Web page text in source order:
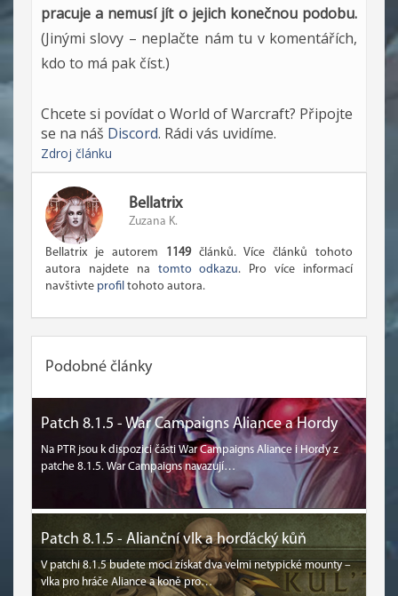
pracuje a nemusí jít o jejich konečnou podobu.
(Jinými slovy – neplačte nám tu v komentářích,
kdo to má pak číst.)
Chcete si povídat o World of Warcraft? Připojte
se na náš Discord. Rádi vás uvidíme.
Zdroj článku
Bellatrix
Zuzana K.
Bellatrix je autorem 1149článků. Více článků tohoto
autora najdete na tomto odkazu. Pro více informací
navštivte profil tohoto autora.
Podobné články
Patch 8.1.5 - War Campaigns Aliance a Hordy
Na PTR jsou k dispozici části War Campaigns Aliance i Hordy z
patche 8.1.5. War Campaigns navazují…
Patch 8.1.5 - Alianční vlk a horďácký kůň
V patchi 8.1.5 budete moci získat dva velmi netypické mounty –
vlka pro hráče Aliance a koně pro…